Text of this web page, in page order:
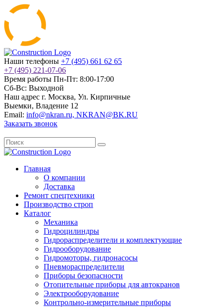
Наши телефоны +7 (495) 661 62 65
+7 (495) 221-07-06
Время работы Пн-Пт: 8:00-17:00
Сб-Вс: Выходной
Наш адрес г. Москва, Ул. Кирпичные
Выемки, Владение 12
Email: info@nkran.ru, NKRAN@BK.RU
Заказать звонок
Главная
О компании
Доставка
Ремонт спецтехники
Производство строп
Каталог
Механика
Гидроцилиндры
Гидрораспределители и комплектующие
Гидрооборудование
Гидромоторы, гидронасосы
Пневмораспределители
Приборы безопасности
Отопительные приборы для автокранов
Электрооборудование
Контрольно-измерительные приборы